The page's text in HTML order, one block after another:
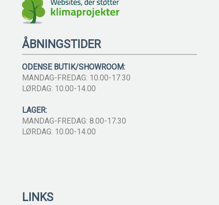
ÅBNINGSTIDER
ODENSE BUTIK/SHOWROOM:
MANDAG-FREDAG: 10.00-17.30
LØRDAG: 10.00-14.00
LAGER:
MANDAG-FREDAG: 8.00-17.30
LØRDAG: 10.00-14.00
LINKS